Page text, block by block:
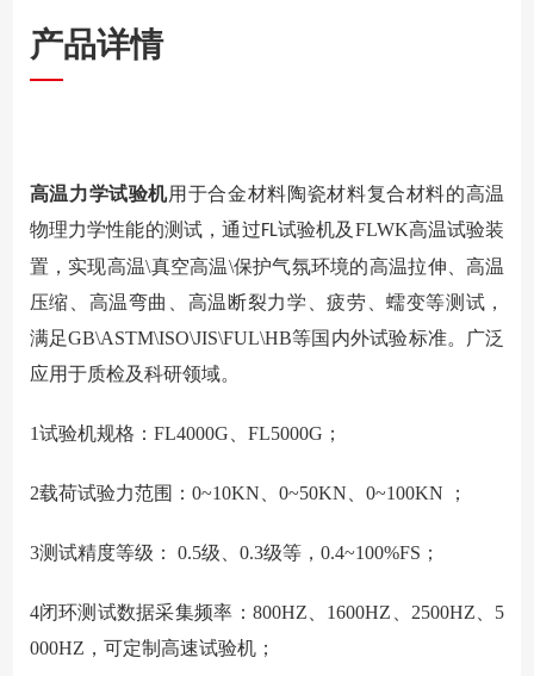
产品详情
高温力学试验机用于合金材料陶瓷材料复合材料的高温
物理力学性能的测试，通过FL试验机及FLWK高温试验装
置，实现高温\真空高温\保护气氛环境的高温拉伸、高温
压缩、高温弯曲、高温断裂力学、疲劳、蠕变等测试，
满足GB\ASTM\ISO\JIS\FUL\HB等国内外试验标准。广泛
应用于质检及科研领域。
1试验机规格：FL4000G、FL5000G；
2载荷试验力范围：0~10KN、0~50KN、0~100KN ；
3测试精度等级： 0.5级、0.3级等，0.4~100%FS；
4闭环测试数据采集频率：800HZ、1600HZ、2500HZ、5
000HZ，可定制高速试验机；